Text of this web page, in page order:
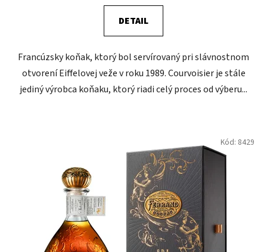
DETAIL
Francúzsky koňak, ktorý bol servírovaný pri slávnostnom
otvorení Eiffelovej veže v roku 1989. Courvoisier je stále
jediný výrobca koňaku, ktorý riadi celý proces od výberu...
Kód: 8429